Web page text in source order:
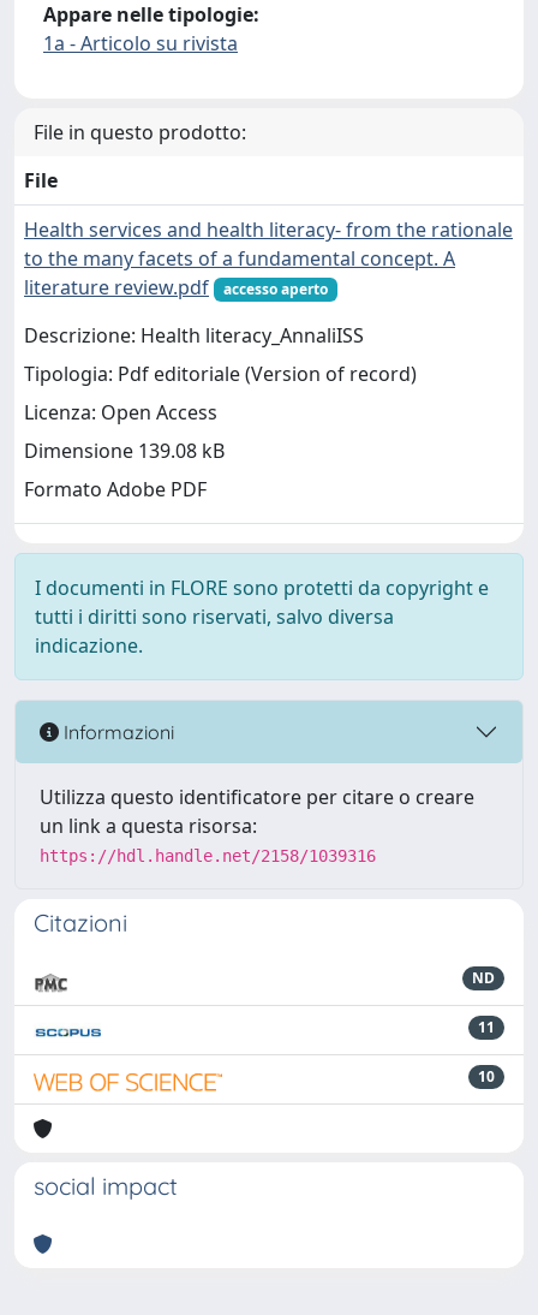
Appare nelle tipologie:
1a - Articolo su rivista
File in questo prodotto:
File
Health services and health literacy- from the rationale
to the many facets of a fundamental concept. A
literature review.pdf
accesso aperto
Descrizione: Health literacy_AnnaliISS
Tipologia: Pdf editoriale (Version of record)
Licenza: Open Access
Dimensione 139.08 kB
Formato Adobe PDF
I documenti in FLORE sono protetti da copyright e
tutti i diritti sono riservati, salvo diversa
indicazione.
Informazioni
Utilizza questo identificatore per citare o creare
un link a questa risorsa:
https://hdl.handle.net/2158/1039316
Citazioni
ND
11
10
social impact